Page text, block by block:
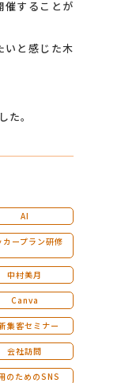
催することが
いと感じた木
た。
AI
カープラン研修
中村美月
Canva
集客セミナー
会社訪問
のためのSNS